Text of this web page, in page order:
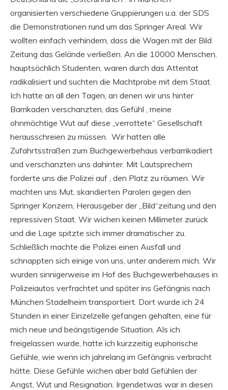
organisierten verschiedene Gruppierungen u.a. der SDS
die Demonstrationen rund um das Springer Areal. Wir
wollten einfach verhindern, dass die Wagen mit der Bild
Zeitung das Gelände verließen. An die 10000 Menschen,
hauptsächlich Studenten, waren durch das Attentat
radikalisiert und suchten die Machtprobe mit dem Staat.
Ich hatte an all den Tagen, an denen wir uns hinter
Barrikaden verschanzten, das Gefühl , meine
ohnmächtige Wut auf diese „verrottete“ Gesellschaft
herausschreien zu müssen. Wir hatten alle
Zufahrtsstraßen zum Buchgewerbehaus verbarrikadiert
und verschanzten uns dahinter. Mit Lautsprechern
forderte uns die Polizei auf , den Platz zu räumen. Wir
machten uns Mut, skandierten Parolen gegen den
Springer Konzern, Herausgeber der „Bild“zeitung und den
repressiven Staat. Wir wichen keinen Millimeter zurück
und die Lage spitzte sich immer dramatischer zu.
Schließlich machte die Polizei einen Ausfall und
schnappten sich einige von uns, unter anderem mich. Wir
wurden sinnigerweise im Hof des Buchgewerbehauses in
Polizeiautos verfrachtet und später ins Gefängnis nach
München Stadelheim transportiert. Dort wurde ich 24
Stunden in einer Einzelzelle gefangen gehalten, eine für
mich neue und beängstigende Situation. Als ich
freigelassen wurde, hatte ich kurzzeitig euphorische
Gefühle, wie wenn ich jahrelang im Gefängnis verbracht
hätte. Diese Gefühle wichen aber bald Gefühlen der
Angst, Wut und Resignation. Irgendetwas war in diesen